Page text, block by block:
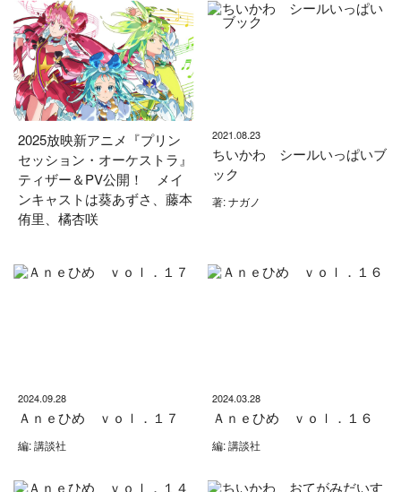
2025放映新アニメ『プリン
セッション・オーケストラ』
ティザー＆PV公開！ メイ
ンキャストは葵あずさ、藤本
侑里、橘杏咲
2021.08.23
ちいかわ シールいっぱいブ
ック
著: ナガノ
2024.09.28
Ａｎｅひめ ｖｏｌ．１７
編: 講談社
2024.03.28
Ａｎｅひめ ｖｏｌ．１６
編: 講談社